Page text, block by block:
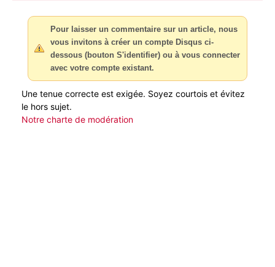
Pour laisser un commentaire sur un article, nous
vous invitons à créer un compte Disqus ci-
dessous (bouton S'identifier) ou à vous connecter
avec votre compte existant.
Une tenue correcte est exigée. Soyez courtois et évitez
le hors sujet.
Notre charte de modération